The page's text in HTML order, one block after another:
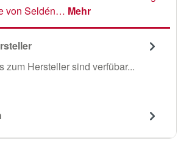
von Seldén… Mehr
zum Hersteller sind verfübar...